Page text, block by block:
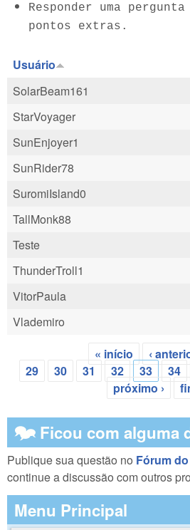
Responder uma
pontos extras.
Usuário
SolarBeam161
StarVoyager
SunEnjoyer1
SunRider78
SuromiIsland0
TallMonk88
Teste
ThunderTroll1
VitorPaula
Vlademiro
Páginas
« início ‹
29
30 31 32 33 34
próximo ›
🗫 Ficou com alguma
Publique sua questão no Fórum
continue a discussão com outros
Menu Principal